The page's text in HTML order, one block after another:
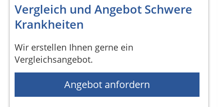
Vergleich und Angebot Schwere
Krankheiten
Wir erstellen Ihnen gerne ein
Vergleichsangebot.
Angebot anfordern